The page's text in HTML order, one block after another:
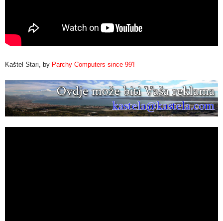
Kaštel Stari, by Parchy Computers since 99′!